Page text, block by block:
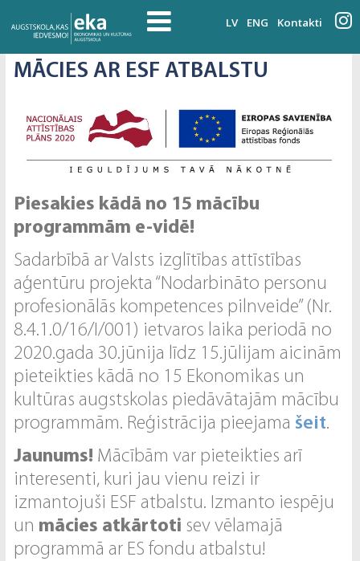
LV ENG Kontakti
MĀCIES AR ESF ATBALSTU
Piesakies kādā no 15 mācību
programmām e-vidē!
Sadarbībā ar Valsts izglītības attīstības
aģentūru projekta “Nodarbināto personu
profesionālās kompetences pilnveide” (Nr.
8.4.1.0/16/I/001) ietvaros laika periodā no
2020.gada 30.jūnija līdz 15.jūlijam aicinām
pieteikties kādā no 15 Ekonomikas un
kultūras augstskolas piedāvātajām mācību
programmām. Reģistrācija pieejama šeit.
Jaunums! Mācībām var pieteikties arī
interesenti, kuri jau vienu reizi ir
izmantojuši ESF atbalstu. Izmanto iespēju
un mācies atkārtoti sev vēlamajā
programmā ar ES fondu atbalstu!